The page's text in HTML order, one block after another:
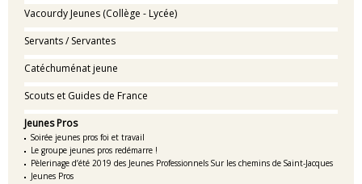
Vacourdy Jeunes (Collège - Lycée)
Servants / Servantes
Catéchuménat jeune
Scouts et Guides de France
Jeunes Pros
Soirée jeunes pros foi et travail
Le groupe jeunes pros redémarre !
Pèlerinage d’été 2019 des Jeunes Professionnels Sur les chemins de Saint-Jacques
Jeunes Pros